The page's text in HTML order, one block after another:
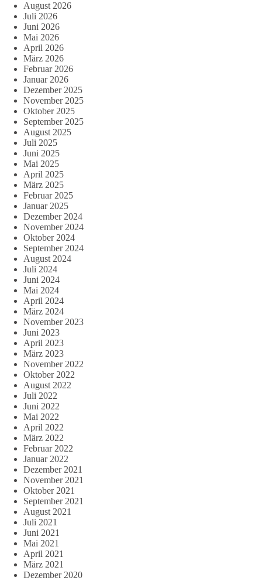
August 2026
Juli 2026
Juni 2026
Mai 2026
April 2026
März 2026
Februar 2026
Januar 2026
Dezember 2025
November 2025
Oktober 2025
September 2025
August 2025
Juli 2025
Juni 2025
Mai 2025
April 2025
März 2025
Februar 2025
Januar 2025
Dezember 2024
November 2024
Oktober 2024
September 2024
August 2024
Juli 2024
Juni 2024
Mai 2024
April 2024
März 2024
November 2023
Juni 2023
April 2023
März 2023
November 2022
Oktober 2022
August 2022
Juli 2022
Juni 2022
Mai 2022
April 2022
März 2022
Februar 2022
Januar 2022
Dezember 2021
November 2021
Oktober 2021
September 2021
August 2021
Juli 2021
Juni 2021
Mai 2021
April 2021
März 2021
Dezember 2020